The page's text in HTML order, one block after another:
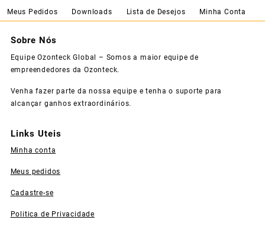
Meus Pedidos Downloads Lista de Desejos Minha Conta
Sobre Nós
Equipe Ozonteck Global – Somos a maior equipe de
empreendedores da Ozonteck.
Venha fazer parte da nossa equipe e tenha o suporte para
alcançar ganhos extraordinários.
Links Uteis
Minha conta
Meus pedidos
Cadastre-se
Politica de Privacidade